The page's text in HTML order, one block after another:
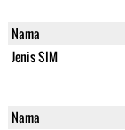
Nama
Jenis SIM
Nama